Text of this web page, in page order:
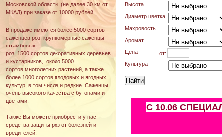
Московской области (не далее 30 км от
МКАД) при заказе от 10000 рублей.
В продаже имеются более 5000 сортов
саженцев роз, крупномерные саженцы
штамбовых
роз, 1500 сортов декоративных деревьев
и кустарников, около 5000
сортов многолетних растений, а также
более 1000 сортов плодовых и ягодных
культур, в том числе и редкие. Саженцы
очень высокого качества с бутонами и
цветами.
Также Вы можете приобрести у нас
средства защиты роз от болезней и
вредителей.
Высота
Диаметр цветка
Махровость
Аромат
Цена
от:
Культура
С 10.06